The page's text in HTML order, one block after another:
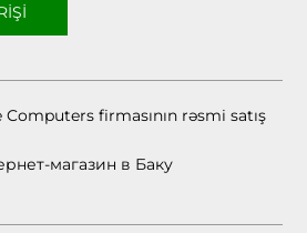
firmasının rəsmi satış
магазин в Баку